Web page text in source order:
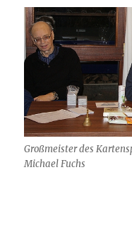
Großmeister des
Michael Fuchs